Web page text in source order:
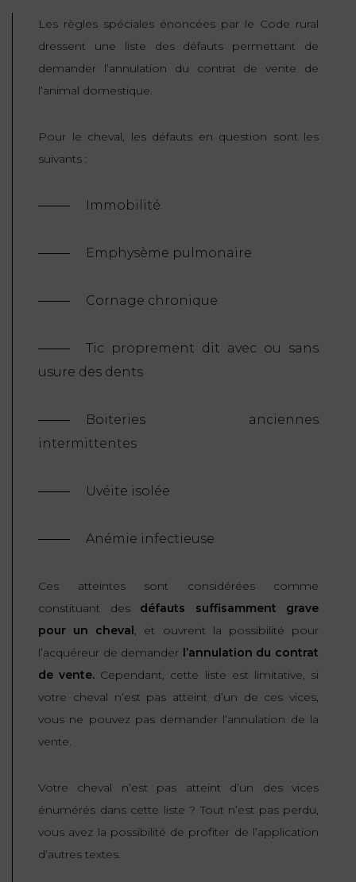
DROIT
L’URBANISME
Les règles spéciales énoncées par le Code rural
dressent une liste des défauts permettant de
demander l’annulation du contrat de vente de
l’animal domestique.
Pour le cheval, les défauts en question sont les
suivants :
Immobilité
Emphysème pulmonaire
Cornage chronique
Tic proprement dit avec ou sans
usure des dents
Boiteries anciennes
intermittentes
Uvéite isolée
Anémie infectieuse
Ces atteintes sont considérées comme
constituant des défauts suffisamment grave
pour un cheval , et ouvrent la possibilité pour
l’acquéreur de demander l’annulation du contrat
de vente. Cependant, cette liste est limitative, si
votre cheval n’est pas atteint d’un de ces vices,
vous ne pouvez pas demander l’annulation de la
vente.
Votre cheval n’est pas atteint d’un des vices
énumérés dans cette liste ? Tout n’est pas perdu,
vous avez la possibilité de profiter de l’application
d’autres textes.